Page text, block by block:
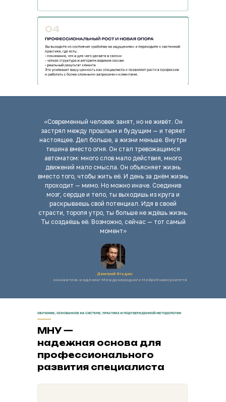
«Современный человек занят, но не живёт. Он
застрял между прошлым и будущим — и теряет
настоящее. Дел больше, а жизни меньше. Внутри
тишина вместо огня. Он стал тревожащимся
автоматом: много слов мало действия, много
движений мало смысла. Он объясняет жизнь
вместо того, чтобы жить её. И день за днём жизнь
проходит — мимо. Но можно иначе. Соединив
мозг, сердце и тело, ты выходишь из круга и
раскрываешь свой потенциал. Идя в своей
страсти, торопя утро, ты больше не ждёшь жизнь.
Ты создаёшь её. Возможно, сейчас — тот самый
момент»
Дмитрий Ягудин
основатель и идеолог Международного НейроУниверситета
МНУ —
надежная основа для
профессионального
развития специалиста